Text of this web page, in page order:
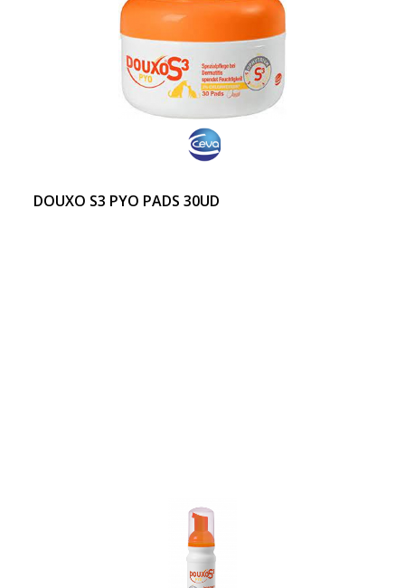
DOUXO S3 PYO PADS 30UD